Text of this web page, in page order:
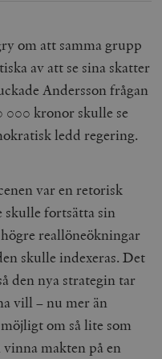
om att samma grupp
av att se sina skatter
Andersson frågan
000 kronor skulle se
ledd regering.
var en retorisk
fortsätta sin
reallöneökningar
skulle indexeras. Det
den nya strategin tar
vill – nu mer än
om så lite som
makten på en